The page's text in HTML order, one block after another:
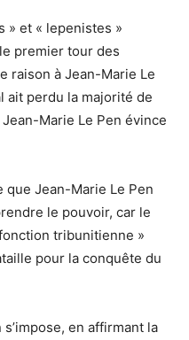
» et « lepenistes »
premier tour des
raison à Jean-Marie Le
ait perdu la majorité de
Marie Le Pen évince
que Jean-Marie Le Pen
le pouvoir, car le
tribunitienne »
pour la conquête du
s’impose, en affirmant la